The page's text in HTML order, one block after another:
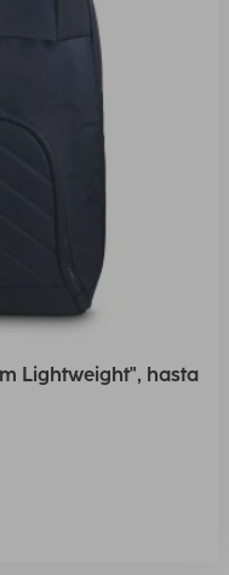
Lightweight", hasta